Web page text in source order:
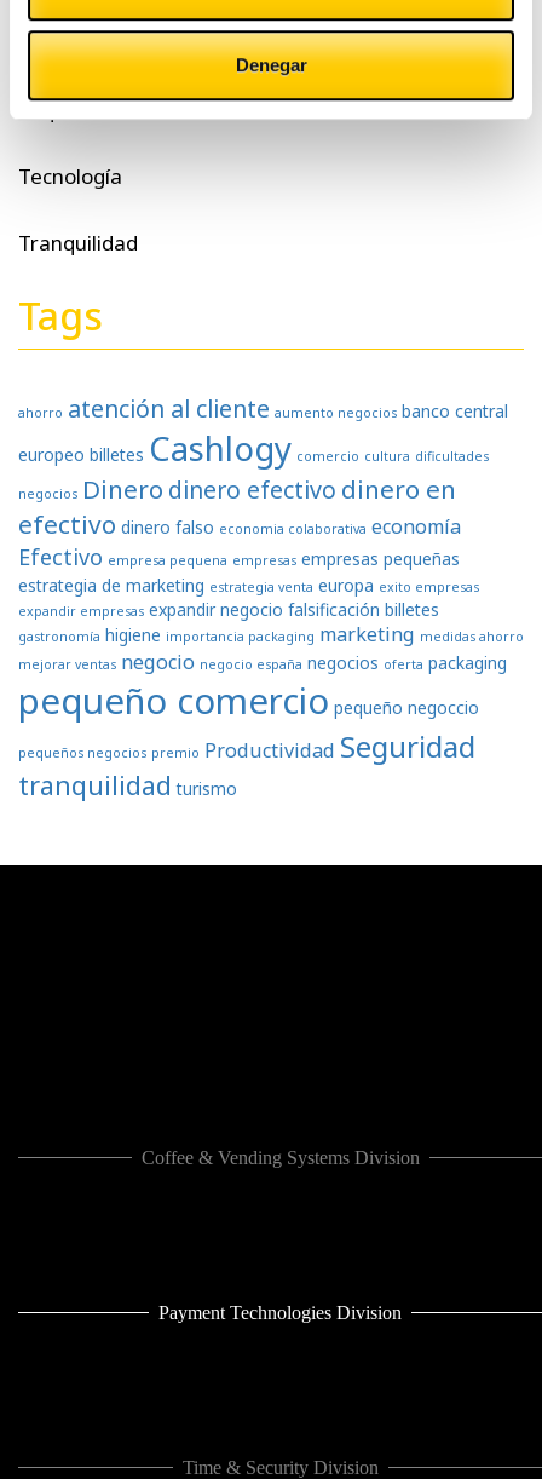
Denegar
Otras noticias
Pequeño comercio
Tecnología
Tranquilidad
Tags
ahorro atención al cliente aumento negocios banco central
europeo billetes Cashlogy comercio cultura dificultades
negocios Dinero dinero efectivo dinero en
efectivo dinero falso economia colaborativa economía
Efectivo empresa pequena empresas empresas pequeñas
estrategia de marketing estrategia venta europa exito empresas
expandir empresas expandir negocio falsificación billetes
gastronomía higiene importancia packaging marketing medidas ahorro
mejorar ventas negocio negocio españa negocios oferta packaging
pequeño comercio pequeño negoccio
pequeños negocios premio Productividad Seguridad
tranquilidad turismo
Coffee & Vending Systems Division
Payment Technologies Division
Time & Security Division